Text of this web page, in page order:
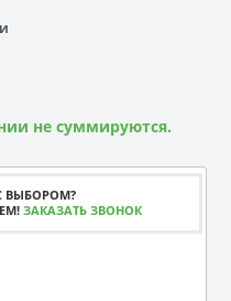
не суммируются.
ВЫБОРОМ?
ЗАКАЗАТЬ ЗВОНОК